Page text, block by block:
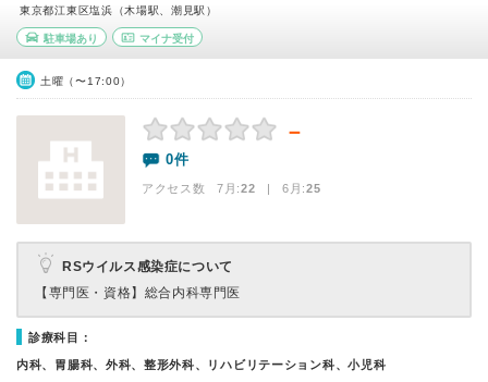
東京都江東区塩浜（木場駅、潮見駅）
駐車場あり マイナ受付
土曜（〜17:00）
－
0件
アクセス数 7月:22 | 6月:25
RSウイルス感染症について
【専門医・資格】 総合内科専門医
診療科目：
内科、胃腸科、外科、整形外科、リハビリテーション科、小児科